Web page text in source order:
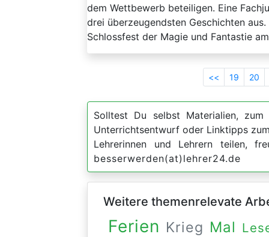
dem Wettbewerb beteiligen. Eine
drei überzeugendsten Geschichten
Schlossfest der Magie und Fantastie
<< 19 20
Solltest Du selbst Materialien,
Unterrichtsentwurf oder Linktipps
Lehrerinnen und Lehrern teilen,
besserwerden(at)lehrer24.de
Weitere themenrelevate
Ferien Krieg Mal